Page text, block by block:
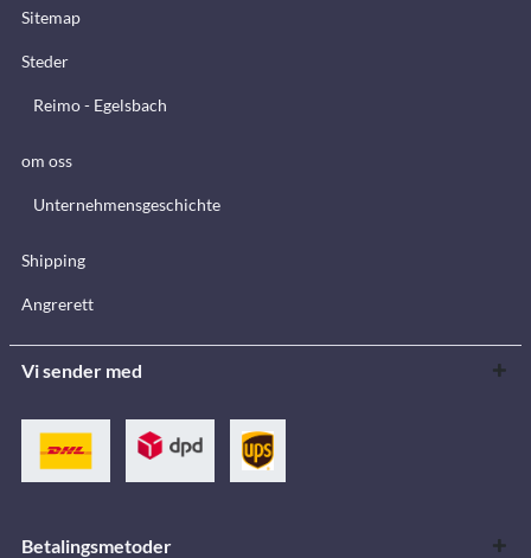
Sitemap
Steder
Reimo - Egelsbach
om oss
Unternehmensgeschichte
Shipping
Angrerett
Vi sender med
Betalingsmetoder